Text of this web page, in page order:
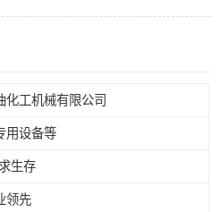
化工机械有限公司
用设备等
生存
领先